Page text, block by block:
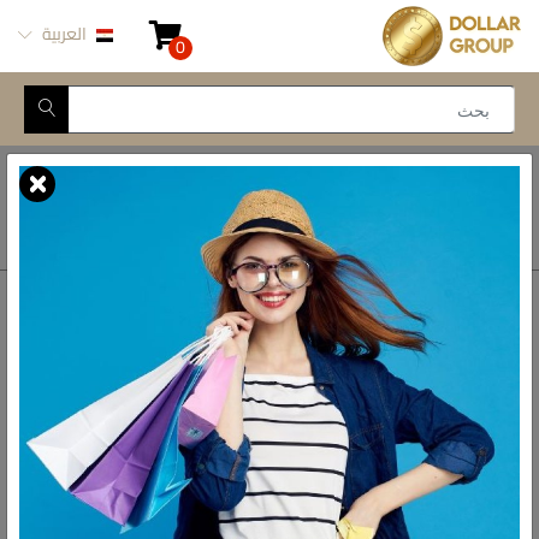
0 العربية
Closed for Maintenance
رواد الادوات المنزلية فى مصر
أتصل بنا
أحصل على الاتجاهات
ش المدينة المنورة -
محور طه حسين, 69 طه
حسين النزهة الجديدة -
القاهرة
الواتس اب
01093777446